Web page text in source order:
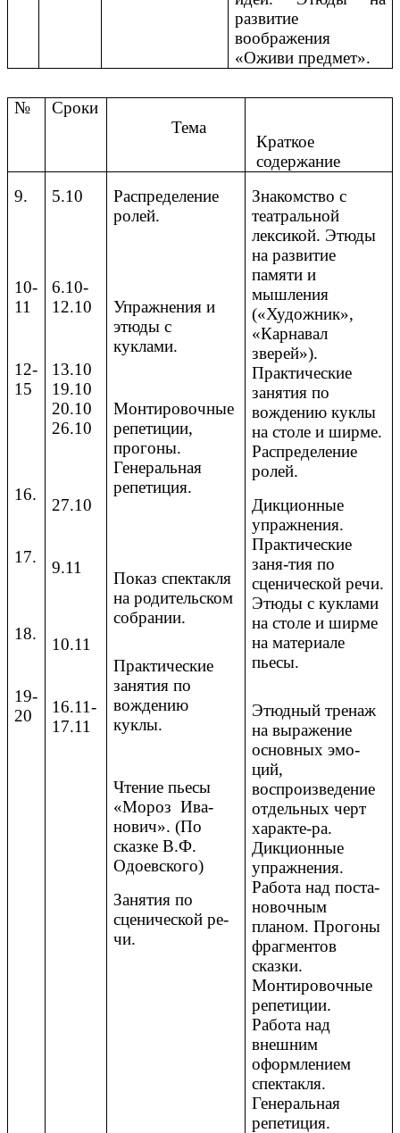
развитие
воображения
«Оживи предмет».
№
Сроки
Тема
Краткое
содержание
9.
10-
11
12-
15
16.
17.
18.
19-
20
5.10
6.10-
12.10
13.10
19.10
20.10
26.10
27.10
9.11
10.11
16.11-
17.11
Распределение
ролей.
Упражнения и
этюды с
куклами.
Монтировочные
репетиции,
прогоны.
Генеральная
репетиция.
Показ спектакля
на родительском
собрании.
Практические
занятия по
вождению
куклы.
Чтение пьесы
«Мороз Ива-
нович». (По
сказке В.Ф.
Одоевского)
Занятия по
сценической ре-
чи.
Знакомство с
театральной
лексикой. Этюды
на развитие
памяти и
мышления
(«Художник»,
«Карнавал
зверей»).
Практические
занятия по
вождению куклы
на столе и ширме.
Распределение
ролей.
Дикционные
упражнения.
Практические
заня-тия по
сценической речи.
Этюды с куклами
на столе и ширме
на материале
пьесы.
Этюдный тренаж
на выражение
основных эмо-
ций,
воспроизведение
отдельных черт
характе-ра.
Дикционные
упражнения.
Работа над поста-
новочным
планом. Прогоны
фрагментов
сказки.
Монтировочные
репетиции.
Работа над
внешним
оформлением
спектакля.
Генеральная
репетиция.